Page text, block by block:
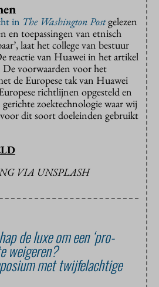
in The Washington Postgelezen
en toepassingen van etnisch
laat het college van bestuur
reactie van Huawei in het artikel
De voorwaarden voor het
de Europese tak van Huawei
richtlijnen opgesteld en
zoektechnologie waar wij
dit soort doeleinden gebruikt
VIA UNSPLASH
de luxe om een ‘pro-
weigeren?
met twijfelachtige